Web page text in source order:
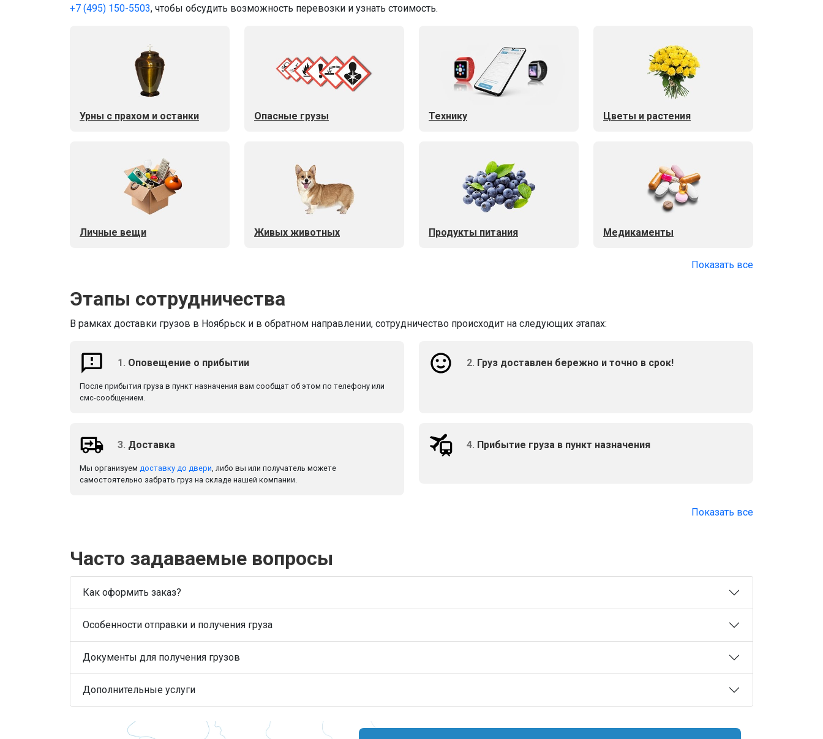
+7 (495) 150-5503, чтобы обсудить возможность перевозки и узнать стоимость.
Урны с прахом и останки Опасные грузы Технику Цветы и растения
Личные вещи Живых животных Продукты питания Медикаменты
Показать все
Этапы сотрудничества
В рамках доставки грузов в Ноябрьск и в обратном направлении, сотрудничество происходит на следующих этапах:
1. Оповещение о прибытии
После прибытия груза в пункт назначения вам сообщат об этом по телефону или
смс-сообщением.
2. Груз доставлен бережно и точно в срок!
3. Доставка
Мы организуем доставку до двери , либо вы или получатель можете
самостоятельно забрать груз на складе нашей компании.
4. Прибытие груза в пункт назначения
Показать все
Часто задаваемые вопросы
Как оформить заказ?
Особенности отправки и получения груза
Документы для получения грузов
Дополнительные услуги